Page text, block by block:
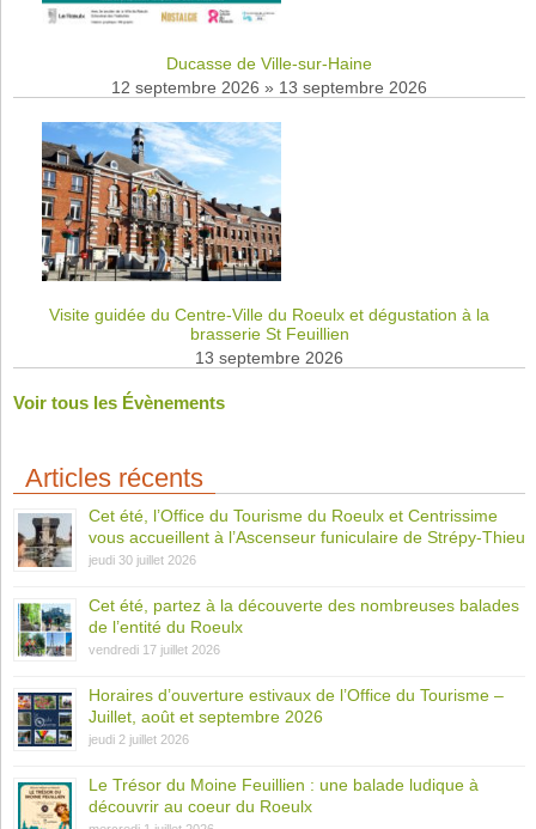
Ducasse de Ville-sur-Haine
12 septembre 2026 » 13 septembre 2026
Visite guidée du Centre-Ville du Roeulx et dégustation à la
brasserie St Feuillien
13 septembre 2026
Voir tous les Évènements
Articles récents
Cet été, l’Office du Tourisme du Roeulx et Centrissime
vous accueillent à l’Ascenseur funiculaire de Strépy-Thieu
jeudi 30 juillet 2026
Cet été, partez à la découverte des nombreuses balades
de l’entité du Roeulx
vendredi 17 juillet 2026
Horaires d’ouverture estivaux de l’Office du Tourisme –
Juillet, août et septembre 2026
jeudi 2 juillet 2026
Le Trésor du Moine Feuillien : une balade ludique à
découvrir au coeur du Roeulx